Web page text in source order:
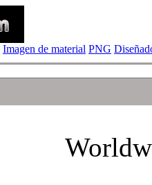
Imagen de material PNG